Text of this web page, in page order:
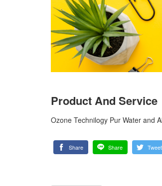
Product And Service
Ozone Technilogy Pur Water and
Share Share Tweet